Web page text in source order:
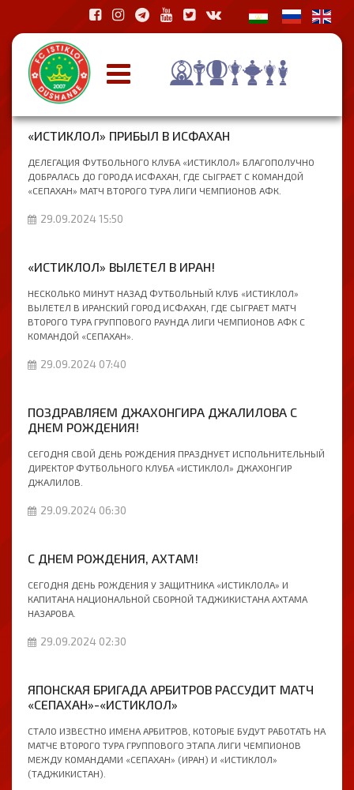
«ИСТИКЛОЛ» ПРИБЫЛ В ИСФАХАН
ДЕЛЕГАЦИЯ ФУТБОЛЬНОГО КЛУБА «ИСТИКЛОЛ» БЛАГОПОЛУЧНО
ДОБРАЛАСЬ ДО ГОРОДА ИСФАХАН, ГДЕ СЫГРАЕТ С КОМАНДОЙ
«СЕПАХАН» МАТЧ ВТОРОГО ТУРА ЛИГИ ЧЕМПИОНОВ АФК.
29.09.2024 15:50
«ИСТИКЛОЛ» ВЫЛЕТЕЛ В ИРАН!
НЕСКОЛЬКО МИНУТ НАЗАД ФУТБОЛЬНЫЙ КЛУБ «ИСТИКЛОЛ»
ВЫЛЕТЕЛ В ИРАНСКИЙ ГОРОД ИСФАХАН, ГДЕ СЫГРАЕТ МАТЧ
ВТОРОГО ТУРА ГРУППОВОГО РАУНДА ЛИГИ ЧЕМПИОНОВ АФК С
КОМАНДОЙ «СЕПАХАН».
29.09.2024 07:40
ПОЗДРАВЛЯЕМ ДЖАХОНГИРА ДЖАЛИЛОВА С
ДНЕМ РОЖДЕНИЯ!
СЕГОДНЯ СВОЙ ДЕНЬ РОЖДЕНИЯ ПРАЗДНУЕТ ИСПОЛЬНИТЕЛЬНЫЙ
ДИРЕКТОР ФУТБОЛЬНОГО КЛУБА «ИСТИКЛОЛ» ДЖАХОНГИР
ДЖАЛИЛОВ.
29.09.2024 06:30
C ДНЕМ РОЖДЕНИЯ, АХТАМ!
СЕГОДНЯ ДЕНЬ РОЖДЕНИЯ У ЗАЩИТНИКА «ИСТИКЛОЛА» И
КАПИТАНА НАЦИОНАЛЬНОЙ СБОРНОЙ ТАДЖИКИСТАНА АХТАМА
НАЗАРОВА.
29.09.2024 02:30
ЯПОНСКАЯ БРИГАДА АРБИТРОВ РАССУДИТ МАТЧ
«СЕПАХАН»-«ИСТИКЛОЛ»
СТАЛО ИЗВЕСТНО ИМЕНА АРБИТРОВ, КОТОРЫЕ БУДУТ РАБОТАТЬ НА
МАТЧЕ ВТОРОГО ТУРА ГРУППОВОГО ЭТАПА ЛИГИ ЧЕМПИОНОВ
МЕЖДУ КОМАНДАМИ «СЕПАХАН» (ИРАН) И «ИСТИКЛОЛ»
(ТАДЖИКИСТАН).